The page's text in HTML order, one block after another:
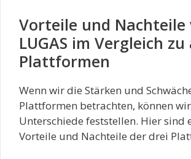
Vorteile und Nachteile
LUGAS im Vergleich
Plattformen
Wenn wir die Stärken und
Plattformen betrachten, können
Unterschiede feststellen. Hier sind
Vorteile und Nachteile der drei